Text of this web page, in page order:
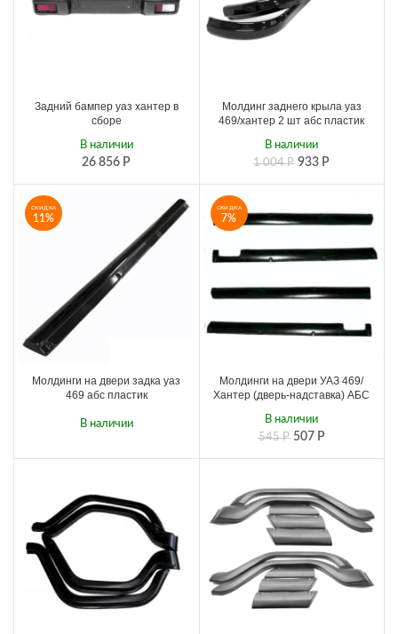
Задний бампер уаз хантер в
сборе
26 856 Р
В наличии
Молдинг заднего крыла уаз
469/хантер 2 шт абс пластик
1 004Р 933 Р
В наличии
СКИДКА
11%
Молдинги на двери задка уаз
469 абс пластик
В наличии
СКИДКА
7%
Молдинги на двери УАЗ 469/
Хантер (дверь-надставка) АБС
545Р 507 Р
В наличии